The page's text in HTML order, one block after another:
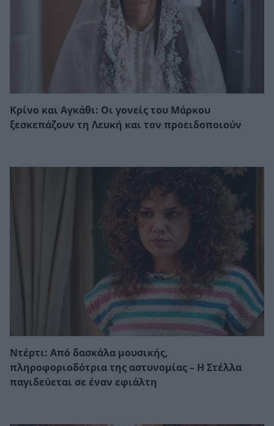
Κρίνο και Αγκάθι: Οι γονείς του Μάρκου
ξεσκεπάζουν τη Λευκή και τον προειδοποιούν
Ντέρτι: Από δασκάλα μουσικής,
πληροφοριοδότρια της αστυνομίας – Η Στέλλα
παγιδεύεται σε έναν εφιάλτη